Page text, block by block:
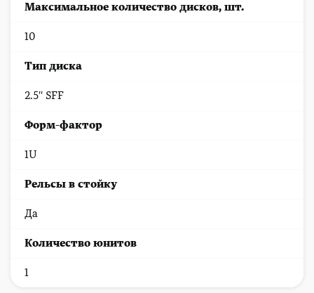
Максимальное количество дисков, шт.
10
Тип диска
2.5'' SFF
Форм-фактор
1U
Рельсы в стойку
Да
Количество юнитов
1